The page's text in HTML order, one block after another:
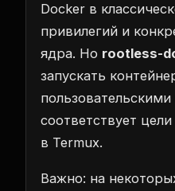
Docker в
привилегий и
ядра. Но rootless-
запускать
соответствует
в Termux.
Важно: на